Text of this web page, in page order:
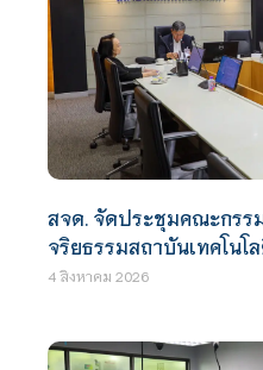
สจด. จัดประชุมคณะกรร
จริยธรรมสถาบันเทคโนโ
4 สิงหาคม 2026